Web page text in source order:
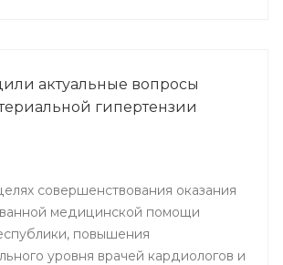
актуальные вопросы
гипертензии
совершенствования оказания
медицинской помощи
повышения
уровня врачей кардиологов и